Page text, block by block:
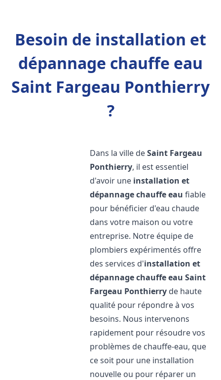
Besoin de installation et
dépannage chauffe eau
Saint Fargeau Ponthierry
?
Dans la ville deSaint Fargeau
Ponthierry, il est essentiel
d'avoir une installation et
dépannage chauffe eau fiable
pour bénéficier d'eau chaude
dans votre maison ou votre
entreprise. Notre équipe de
plombiers expérimentés offre
des services d'installation et
dépannage chauffe eau Saint
Fargeau Ponthierry de haute
qualité pour répondre à vos
besoins. Nous intervenons
rapidement pour résoudre vos
problèmes de chauffe-eau, que
ce soit pour une installation
nouvelle ou pour réparer un